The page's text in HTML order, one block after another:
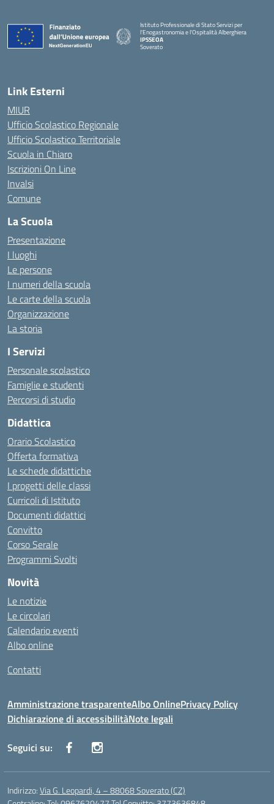
Istituto Professionale di Stato Servizi per
l'Enogastronomia e l'Ospitalità Alberghiera
IPSSEOA
Soverato
Link Esterni
MIUR
Ufficio Scolastico Regionale
Ufficio Scolastico Territoriale
Scuola in Chiaro
Iscrizioni On Line
Invalsi
Comune
La Scuola
Presentazione
I luoghi
Le persone
I numeri della scuola
Le carte della scuola
Organizzazione
La storia
I Servizi
Personale scolastico
Famiglie e studenti
Percorsi di studio
Didattica
Orario Scolastico
Offerta formativa
Le schede didattiche
I progetti delle classi
Curricoli di Istituto
Documenti didattici
Convitto
Corso Serale
Programmi Svolti
Novità
Le notizie
Le circolari
Calendario eventi
Albo online
Contatti
Amministrazione trasparenteAlbo OnlinePrivacy Policy
Dichiarazione di accessibilitàNote legali
Seguici su:
Indirizzo:Via G. Leopardi, 4 – 88068 Soverato (CZ)